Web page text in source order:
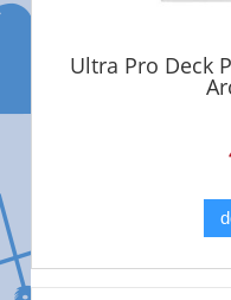
Ultra Pro Deck